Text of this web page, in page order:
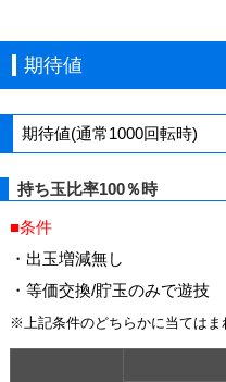
期待値
期待値(通常1000回転時)
持ち玉比率100％時
■条件
・出玉増減無し
・等価交換/貯玉のみで遊技
※上記条件のどちらかに当てはま